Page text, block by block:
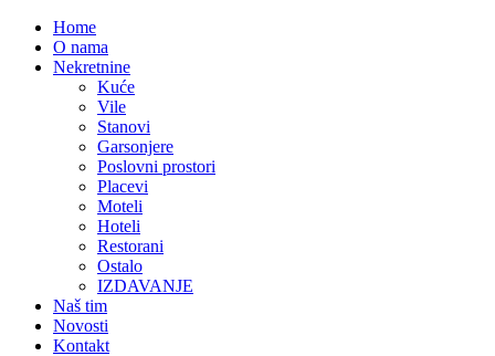
Home
O nama
Nekretnine
Kuće
Vile
Stanovi
Garsonjere
Poslovni prostori
Placevi
Moteli
Hoteli
Restorani
Ostalo
IZDAVANJE
Naš tim
Novosti
Kontakt